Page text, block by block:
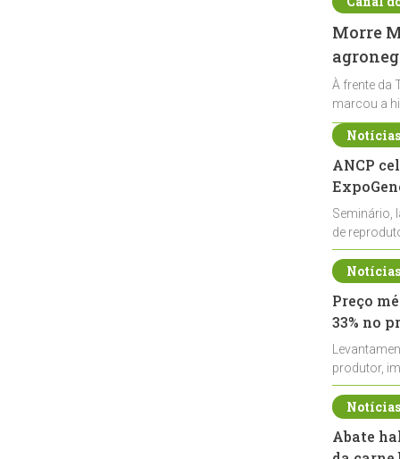
Morre
À frente da
marcou a
ANCP
Seminário,
de
durante a
Preço
33% no
produtor,
de leite cru
Abate